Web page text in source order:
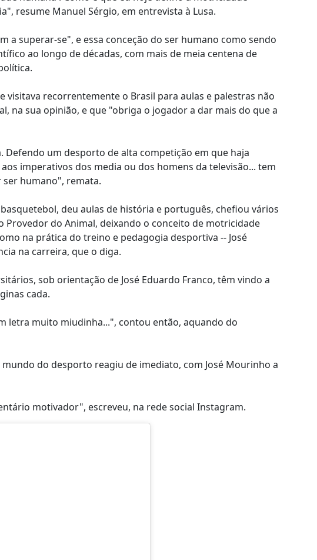
resume Manuel Sérgio, em entrevista à Lusa.
a superar-se", e essa conceção do ser humano como sendo
ao longo de décadas, com mais de meia centena de
recorrentemente o Brasil para aulas e palestras não
na sua opinião, e que "obriga o jogador a dar mais do que a
um desporto de alta competição em que haja
imperativos dos media ou dos homens da televisão... tem
humano", remata.
deu aulas de história e português, chefiou vários
do Animal, deixando o conceito de motricidade
na prática do treino e pedagogia desportiva -- José
na carreira, que o diga.
sob orientação de José Eduardo Franco, têm vindo a
cada.
letra muito miudinha...", contou então, aquando do
do desporto reagiu de imediato, com José Mourinho a
motivador", escreveu, na rede social Instagram.